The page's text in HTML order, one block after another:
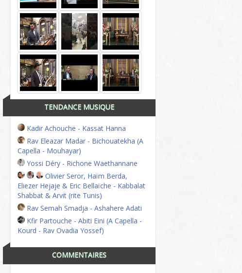
TENDANCE MUSIQUE
Kadir Achouche - Kassat Hanna
Rav Eleazar Madar - Bichouatekha (A
Capella - Mouhayar)
Yossi Déry - Richone Waethannane
Olivier Seror, Haïm Berda,
Eliezer Hejaje & Eric Bellaïche - Kabbalat
Shabbat & Arvit (rite Tunis)
Rav Semah Smadja - Ashahere Adati
Kfir Partouche - Abiti Eini (A Capella -
Kourd - Rav Ovadia Yossef)
COMMENTAIRES